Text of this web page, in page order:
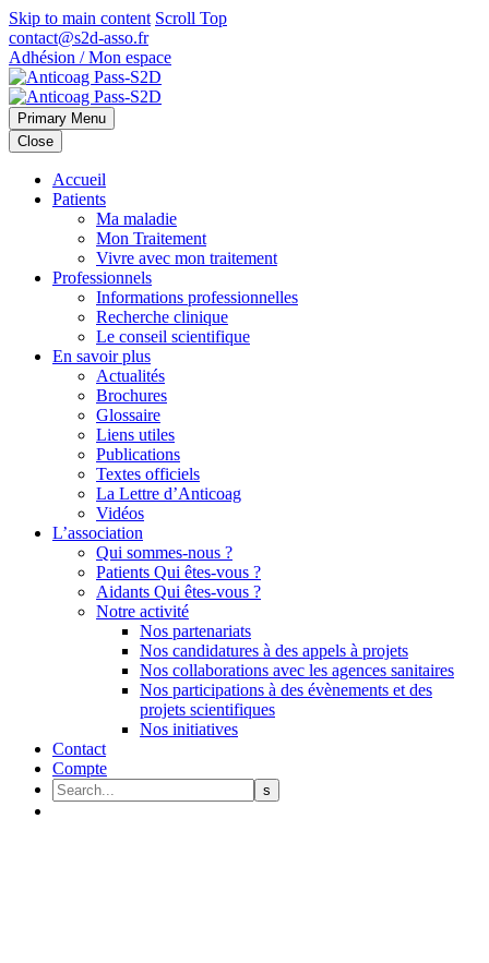
Skip to main content Scroll Top
contact@s2d-asso.fr
Adhésion / Mon espace
Primary Menu
Close
Accueil
Patients
Ma maladie
Mon Traitement
Vivre avec mon traitement
Professionnels
Informations professionnelles
Recherche clinique
Le conseil scientifique
En savoir plus
Actualités
Brochures
Glossaire
Liens utiles
Publications
Textes officiels
La Lettre d’Anticoag
Vidéos
L’association
Qui sommes-nous ?
Patients Qui êtes-vous ?
Aidants Qui êtes-vous ?
Notre activité
Nos partenariats
Nos candidatures à des appels à projets
Nos collaborations avec les agences sanitaires
Nos participations à des évènements et des
projets scientifiques
Nos initiatives
Contact
Compte